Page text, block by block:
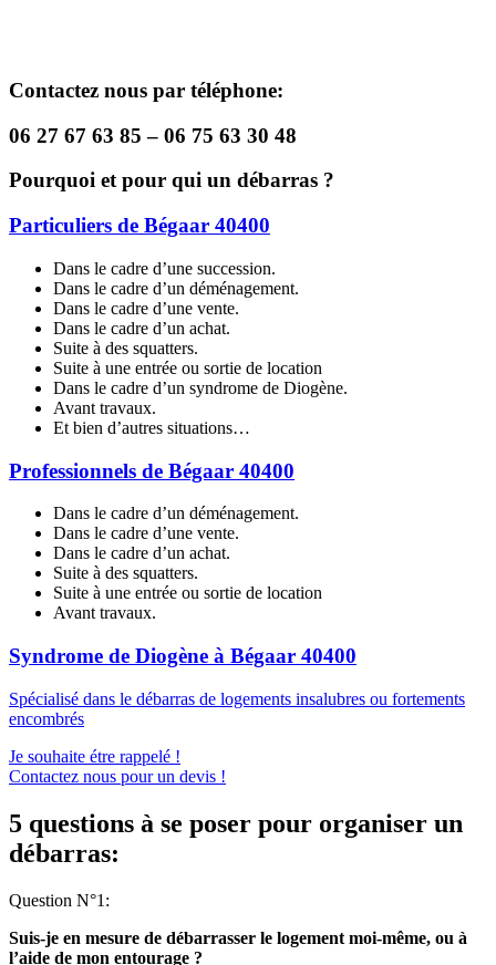
Contactez nous par téléphone:
06 27 67 63 85 – 06 75 63 30 48
Pourquoi et pour qui un débarras ?
Particuliers de Bégaar 40400
Dans le cadre d’une succession.
Dans le cadre d’un déménagement.
Dans le cadre d’une vente.
Dans le cadre d’un achat.
Suite à des squatters.
Suite à une entrée ou sortie de location
Dans le cadre d’un syndrome de Diogène.
Avant travaux.
Et bien d’autres situations…
Professionnels de Bégaar 40400
Dans le cadre d’un déménagement.
Dans le cadre d’une vente.
Dans le cadre d’un achat.
Suite à des squatters.
Suite à une entrée ou sortie de location
Avant travaux.
Syndrome de Diogène à Bégaar 40400
Spécialisé dans le débarras de logements insalubres ou fortements
encombrés
Je souhaite étre rappelé !
Contactez nous pour un devis !
5 questions à se poser pour organiser un
débarras:
Question N°1:
Suis-je en mesure de débarrasser le logement moi-même, ou à
l’aide de mon entourage ?